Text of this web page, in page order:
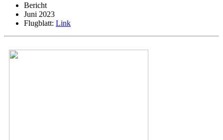
Bericht
Juni 2023
Flugblatt: Link